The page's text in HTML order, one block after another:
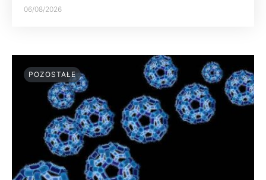
06/08/2026
POZOSTAŁE